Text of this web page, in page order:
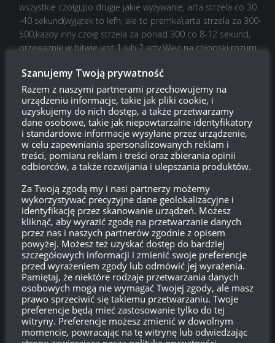
wszystkie czołgi;po drugie jakie wyżywanie, arta strzela co 30
-40 sekund(wyjątek to lefh, ale to premka),arta strzela za 300-
500,każdy inny czołg strzela za ponad 300 co 8-12 sekund,
przeważnie w bitwie jest 1 lub 2 arty.Więc na chłopski rozum
bitwa trwa średnio bodajże niecałe 5 minut wiec arta strzela 7
razy, więc średnio może rozpieprzyc 1,5 czołgu. Największym
problemem tej gry jest gold ammo,bugi, totalne
niezbalansowane losowanie drużyn(stąd wyniki 15 do zera i
bitwy 3min) i rng prosto z ****.Jak masz przegrać to pociski
latają jak pijane byle tylko nie trafic, jak masz wygrać to i z 500
metrów trafisz w garnek z T34
Anonimowo
Reply toM 16:23, 6 sierpnia 2018 16:23
Dobry pomysl ale WG jest za chytre by tak zrobic.
0 Odpowiedz
ajjs Reply to M 18:12, 6 sierpnia 2018 18:12
powiem tak niech ograniczą do 1 sztuki poco śą 3 lub 2 jak
Szanujemy Twoją prywatność
Razem z naszymi partnerami przechowujemy na
urządzeniu informacje, takie jak pliki cookie, i
uzyskujemy do nich dostęp, a także przetwarzamy
dane osobowe, takie jak niepowtarzalne identyfikatory
i standardowe informacje wysyłane przez urządzenie,
w celu zapewniania spersonalizowanych reklam i
treści, pomiaru reklam i treści oraz zbierania opinii
odbiorców, a także rozwijania i ulepszania produktów.
Za Twoją zgodą my i nasi partnerzy możemy
wykorzystywać precyzyjne dane geolokalizacyjne i
identyfikację przez skanowanie urządzeń. Możesz
kliknąć, aby wyrazić zgodę na przetwarzanie danych
przez nas i naszych partnerów zgodnie z opisem
powyżej. Możesz też uzyskać dostęp do bardziej
szczegółowych informacji i zmienić swoje preferencje
przed wyrażeniem zgody lub odmówić jej wyrażenia.
Pamiętaj, że niektóre rodzaje przetwarzania danych
osobowych mogą nie wymagać Twojej zgody, ale masz
prawo sprzeciwić się takiemu przetwarzaniu. Twoje
preferencje będą mieć zastosowanie tylko do tej
witryny. Preferencje możesz zmienić w dowolnym
momencie, powracając na tę witrynę lub odwiedzając